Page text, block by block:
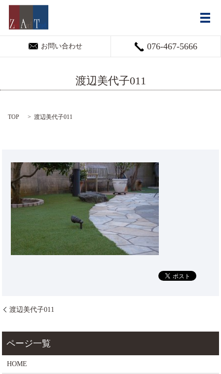
お問い合わせ 076-467-5666
メ
渡辺美代子011
TOP 渡辺美代子011
渡辺美代子011
HOME